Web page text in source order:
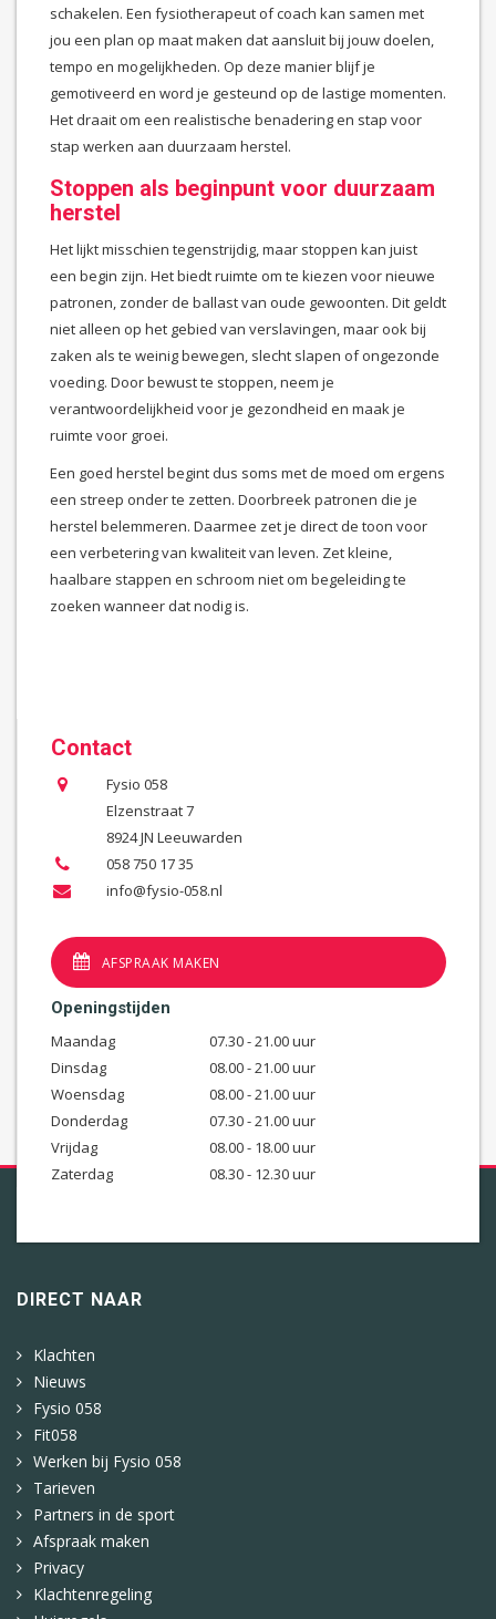
schakelen. Een fysiotherapeut of coach kan samen met
jou een plan op maat maken dat aansluit bij jouw doelen,
tempo en mogelijkheden. Op deze manier blijf je
gemotiveerd en word je gesteund op de lastige momenten.
Het draait om een realistische benadering en stap voor
stap werken aan duurzaam herstel.
Stoppen als beginpunt voor duurzaam
herstel
Het lijkt misschien tegenstrijdig, maar stoppen kan juist
een begin zijn. Het biedt ruimte om te kiezen voor nieuwe
patronen, zonder de ballast van oude gewoonten. Dit geldt
niet alleen op het gebied van verslavingen, maar ook bij
zaken als te weinig bewegen, slecht slapen of ongezonde
voeding. Door bewust te stoppen, neem je
verantwoordelijkheid voor je gezondheid en maak je
ruimte voor groei.
Een goed herstel begint dus soms met de moed om ergens
een streep onder te zetten. Doorbreek patronen die je
herstel belemmeren. Daarmee zet je direct de toon voor
een verbetering van kwaliteit van leven. Zet kleine,
haalbare stappen en schroom niet om begeleiding te
zoeken wanneer dat nodig is.
Contact
Fysio 058
Elzenstraat 7
8924 JN Leeuwarden
058 750 17 35
info@fysio-058.nl
AFSPRAAK MAKEN
Openingstijden
Maandag
07.30 - 21.00 uur
Dinsdag
08.00 - 21.00 uur
Woensdag
08.00 - 21.00 uur
Donderdag
07.30 - 21.00 uur
Vrijdag
08.00 - 18.00 uur
Zaterdag
08.30 - 12.30 uur
DIRECT NAAR
Klachten
Nieuws
Fysio 058
Fit058
Werken bij Fysio 058
Tarieven
Partners in de sport
Afspraak maken
Privacy
Klachtenregeling